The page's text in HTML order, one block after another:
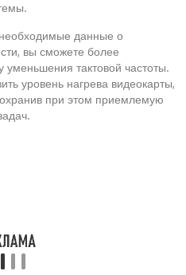
данные о
вы сможете более
уменьшения тактовой частоты.
уровень нагрева видеокарты,
при этом приемлемую